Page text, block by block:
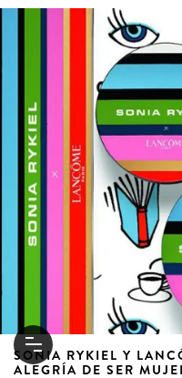
SONIA RYKIEL Y
ALEGRÍA DE SER